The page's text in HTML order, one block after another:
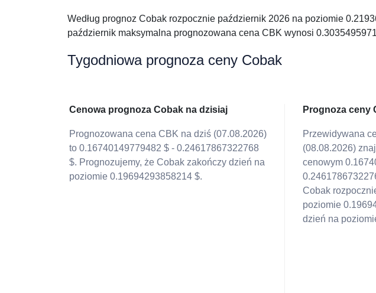
Według prognoz Cobak rozpocznie październik 2026 na poziomie
październik maksymalna prognozowana cena CBK wynosi
Tygodniowa prognoza ceny Cobak
Cenowa prognoza Cobak na dzisiaj
Prognozowana cena CBK na dziś (07.08.2026)
to 0.16740149779482 $ - 0.24617867322768
$. Prognozujemy, że Cobak zakończy dzień na
poziomie 0.19694293858214 $.
Prognoza ceny
Przewidywana
(08.08.2026)
cenowym
Cobak
poziomie
dzień na